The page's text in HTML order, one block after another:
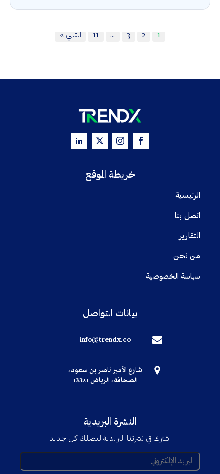
1
2
3
…
11 التالي »
خريطة الموقع
الرئيسية
اتصل بنا
التقارير
من نحن
سياسة الخصوصية
بيانات التواصل
info@trendx.co
شارع الأمير ناصر بن سعود،
الصحافة، الرياض 13321
النشرة البريدية
اشترك في نشرتنا البريدية ليصلك كل جديد